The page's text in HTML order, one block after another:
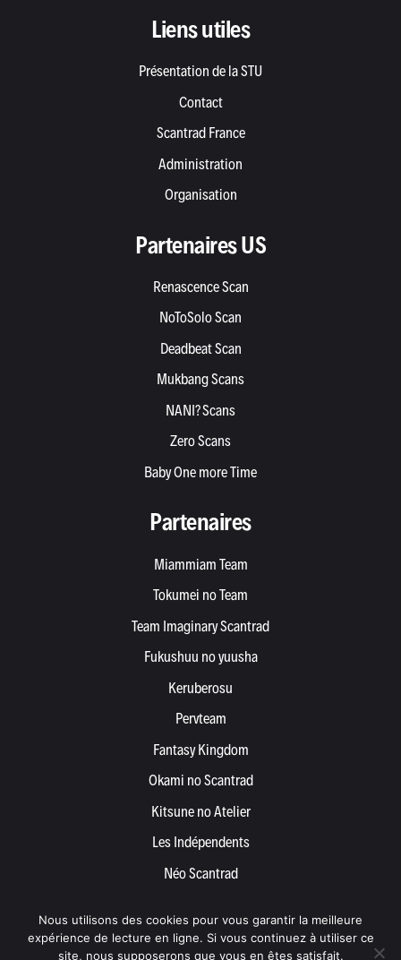
Liens utiles
Présentation de la STU
Contact
Scantrad France
Administration
Organisation
Partenaires US
Renascence Scan
NoToSolo Scan
Deadbeat Scan
Mukbang Scans
NANI? Scans
Zero Scans
Baby One more Time
Partenaires
Miammiam Team
Tokumei no Team
Team Imaginary Scantrad
Fukushuu no yuusha
Keruberosu
Pervteam
Fantasy Kingdom
Okami no Scantrad
Kitsune no Atelier
Les Indépendents
Néo Scantrad
Devenir partenaire
Nous utilisons des cookies pour vous garantir la meilleure
expérience de lecture en ligne. Si vous continuez à utiliser ce
site, nous supposerons que vous en êtes satisfait.